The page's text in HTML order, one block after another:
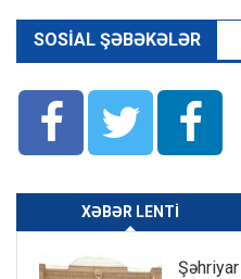
SOSIAL ŞƏBƏKƏLƏR
XƏBƏR LENTI